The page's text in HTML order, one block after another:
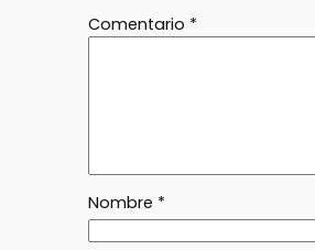
Comentario *
Nombre *